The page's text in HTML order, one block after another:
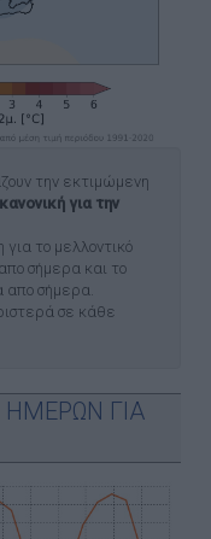
την εκτιμώμενη
για την
το μελλοντικό
σήμερα και το
απο σήμερα.
σε κάθε
ΗΜΕΡΩΝ ΓΙΑ